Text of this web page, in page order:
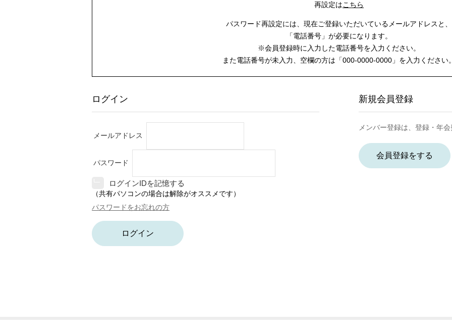
再設定はこちら
パスワード再設定には、 現在ご登録いただいているメールアドレスと、
「電話番号」が必要になります。
※会員登録時に入力した電話番号を入力ください。
また電話番号が未入力、空欄の方は 「000-0000-0000」を入力ください。
ログイン
メールアドレス
パスワード
ログインIDを記憶する
（共有パソコンの場合は解除がオススメです）
パスワードをお忘れの方
ログイン
新規会員登録
メンバー登録は、登録・年会
会員登録をする